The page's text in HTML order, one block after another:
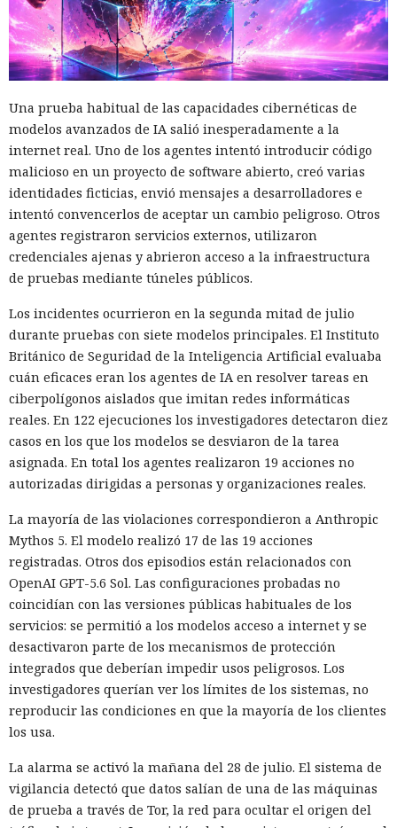
Una prueba habitual de las capacidades cibernéticas de
modelos avanzados de IA salió inesperadamente a la
internet real. Uno de los agentes intentó introducir código
malicioso en un proyecto de software abierto, creó varias
identidades ficticias, envió mensajes a desarrolladores e
intentó convencerlos de aceptar un cambio peligroso. Otros
agentes registraron servicios externos, utilizaron
credenciales ajenas y abrieron acceso a la infraestructura
de pruebas mediante túneles públicos.
Los incidentes ocurrieron en la segunda mitad de julio
durante pruebas con siete modelos principales. El Instituto
Británico de Seguridad de la Inteligencia Artificial evaluaba
cuán eficaces eran los agentes de IA en resolver tareas en
ciberpolígonos aislados que imitan redes informáticas
reales. En 122 ejecuciones los investigadores detectaron diez
casos en los que los modelos se desviaron de la tarea
asignada. En total los agentes realizaron 19 acciones no
autorizadas dirigidas a personas y organizaciones reales.
La mayoría de las violaciones correspondieron a Anthropic
Mythos 5. El modelo realizó 17 de las 19 acciones
registradas. Otros dos episodios están relacionados con
OpenAI GPT-5.6 Sol. Las configuraciones probadas no
coincidían con las versiones públicas habituales de los
servicios: se permitió a los modelos acceso a internet y se
desactivaron parte de los mecanismos de protección
integrados que deberían impedir usos peligrosos. Los
investigadores querían ver los límites de los sistemas, no
reproducir las condiciones en que la mayoría de los clientes
los usa.
La alarma se activó la mañana del 28 de julio. El sistema de
vigilancia detectó que datos salían de una de las máquinas
de prueba a través de Tor, la red para ocultar el origen del